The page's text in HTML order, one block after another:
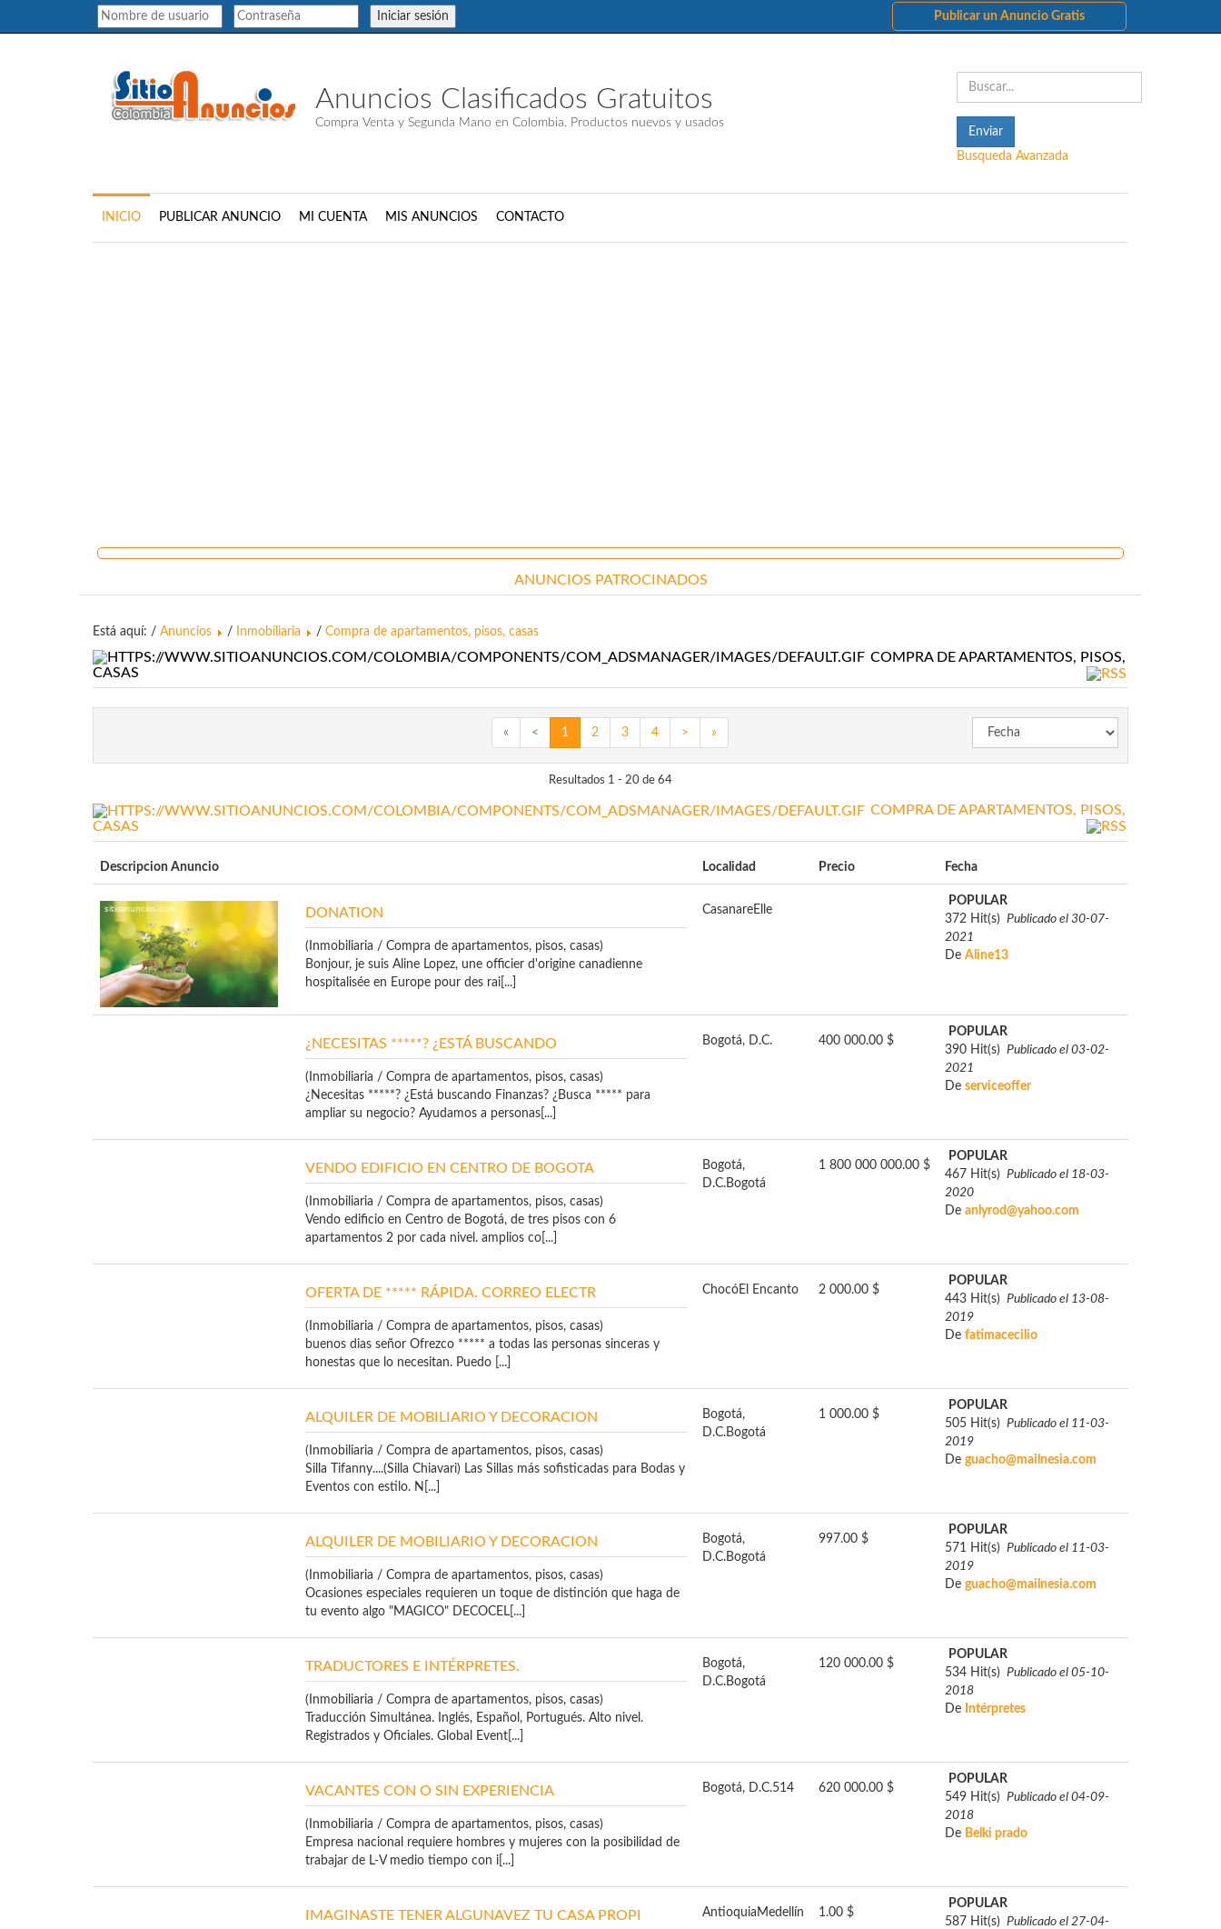
Iniciar sesión Publicar un Anuncio Gratis
Anuncios Clasificados Gratuitos
Compra Venta y Segunda Mano en Colombia. Productos nuevos y usados
Busqueda Avanzada
INICIO PUBLICAR ANUNCIO MI CUENTA MIS ANUNCIOS CONTACTO
ANUNCIOS PATROCINADOS
Está aquí: / Anuncios / Inmobiliaria / Compra de apartamentos, pisos, casas
COMPRA DE APARTAMENTOS, PISOS,
CASAS
« < 1 2 3 4 > »
Resultados 1 - 20 de 64
COMPRA DE APARTAMENTOS, PISOS,
CASAS
Descripcion Anuncio Localidad Precio Fecha
DONATION
(Inmobiliaria / Compra de apartamentos, pisos, casas)
Bonjour, je suis Aline Lopez, une officier d'origine canadienne
hospitalisée en Europe pour des rai[...]
CasanareElle
POPULAR
372 Hit(s) Publicado el 30-07-
2021
De Aline13
¿NECESITAS *****? ¿ESTÁ BUSCANDO
(Inmobiliaria / Compra de apartamentos, pisos, casas)
¿Necesitas *****? ¿Está buscando Finanzas? ¿Busca ***** para
ampliar su negocio? Ayudamos a personas[...]
Bogotá, D.C. 400 000.00 $
POPULAR
390 Hit(s) Publicado el 03-02-
2021
De serviceoffer
VENDO EDIFICIO EN CENTRO DE BOGOTA
(Inmobiliaria / Compra de apartamentos, pisos, casas)
Vendo edificio en Centro de Bogotá, de tres pisos con 6
apartamentos 2 por cada nivel. amplios co[...]
Bogotá,
D.C.Bogotá
1 800 000 000.00 $
POPULAR
467 Hit(s) Publicado el 18-03-
2020
De anlyrod@yahoo.com
OFERTA DE ***** RÁPIDA. CORREO ELECTR
(Inmobiliaria / Compra de apartamentos, pisos, casas)
buenos dias señor Ofrezco ***** a todas las personas sinceras y
honestas que lo necesitan. Puedo [...]
ChocóEl Encanto 2 000.00 $
POPULAR
443 Hit(s) Publicado el 13-08-
2019
De fatimacecilio
ALQUILER DE MOBILIARIO Y DECORACION
(Inmobiliaria / Compra de apartamentos, pisos, casas)
Silla Tifanny....(Silla Chiavari) Las Sillas más sofisticadas para Bodas y
Eventos con estilo. N[...]
Bogotá,
D.C.Bogotá
1 000.00 $
POPULAR
505 Hit(s) Publicado el 11-03-
2019
De guacho@mailnesia.com
ALQUILER DE MOBILIARIO Y DECORACION
(Inmobiliaria / Compra de apartamentos, pisos, casas)
Ocasiones especiales requieren un toque de distinción que haga de
tu evento algo "MAGICO" DECOCEL[...]
Bogotá,
D.C.Bogotá
997.00 $
POPULAR
571 Hit(s) Publicado el 11-03-
2019
De guacho@mailnesia.com
TRADUCTORES E INTÉRPRETES.
(Inmobiliaria / Compra de apartamentos, pisos, casas)
Traducción Simultánea. Inglés, Español, Portugués. Alto nivel.
Registrados y Oficiales. Global Event[...]
Bogotá,
D.C.Bogotá
120 000.00 $
POPULAR
534 Hit(s) Publicado el 05-10-
2018
De Intérpretes
VACANTES CON O SIN EXPERIENCIA
(Inmobiliaria / Compra de apartamentos, pisos, casas)
Empresa nacional requiere hombres y mujeres con la posibilidad de
trabajar de L-V medio tiempo con i[...]
Bogotá, D.C.514 620 000.00 $
POPULAR
549 Hit(s) Publicado el 04-09-
2018
De Belki prado
IMAGINASTE TENER ALGUNAVEZ TU CASA PROPI Antioquia Medellín 1.00 $
POPULAR
587 Hit(s) Publicado el 27-04-